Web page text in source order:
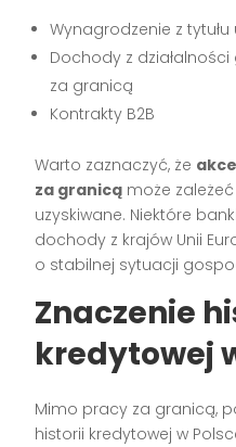
Wynagrodzenie z
Dochody z
za granicą
Kontrakty B2B
Warto zaznaczyć, że
za granicą może
uzyskiwane. Niektóre
dochody z krajów Unii
o stabilnej sytuacji
Znaczenie
kredytowej
Mimo pracy za granicą,
historii kredytowej w